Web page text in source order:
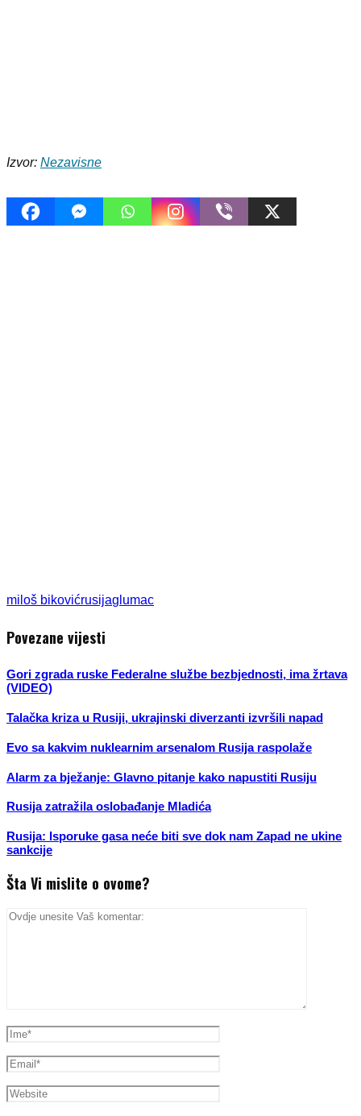
Izvor: Nezavisne
miloš bikovićrusijaglumac
Povezane vijesti
Gori zgrada ruske Federalne službe bezbjednosti, ima žrtava
(VIDEO)
Talačka kriza u Rusiji, ukrajinski diverzanti izvršili napad
Evo sa kakvim nuklearnim arsenalom Rusija raspolaže
Alarm za bježanje: Glavno pitanje kako napustiti Rusiju
Rusija zatražila oslobađanje Mladića
Rusija: Isporuke gasa neće biti sve dok nam Zapad ne ukine
sankcije
Šta Vi mislite o ovome?